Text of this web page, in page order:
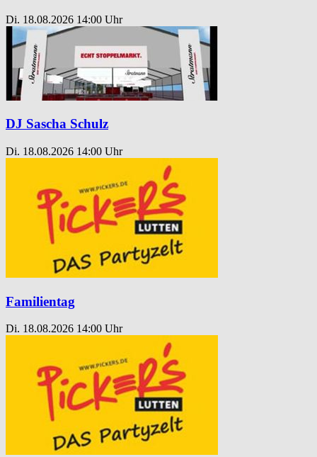
Di. 18.08.2026 14:00 Uhr
DJ Sascha Schulz
Di. 18.08.2026 14:00 Uhr
Familientag
Di. 18.08.2026 14:00 Uhr